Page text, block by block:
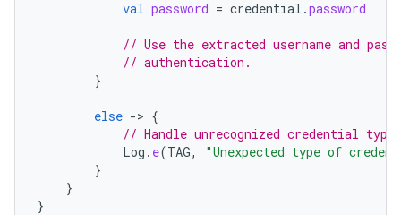
val password = credential .password
// Use the extracted username and
// authentication.
}
else -> {
// Handle unrecognized credential
Log . e(TAG,
"Unexpected type of
}
}
}